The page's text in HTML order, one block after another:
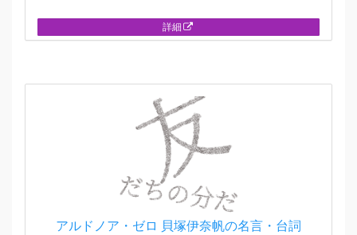
詳細
アルドノア・ゼロ 貝塚伊奈帆の名言・台詞